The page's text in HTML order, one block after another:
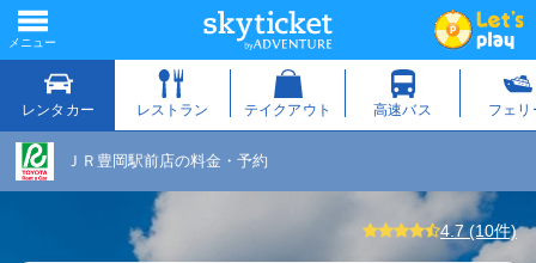
ＪＲ豊岡駅前店の料金・予約
4.7 (10件)